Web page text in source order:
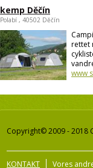
kemp Děčín
Polabí , 40502 Děčín
rettet
www
Copyright© 2009 - 2018
KONTAKT Vores